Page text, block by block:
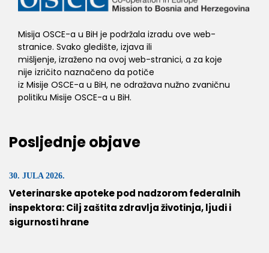
Misija OSCE-a u BiH je podržala izradu ove web-
stranice. Svako gledište, izjava ili
mišljenje, izraženo na ovoj web-stranici, a za koje
nije izričito naznačeno da potiče
iz Misije OSCE-a u BiH, ne odražava nužno zvaničnu
politiku Misije OSCE-a u BiH.
Posljednje objave
30. JULA 2026.
Veterinarske apoteke pod nadzorom federalnih
inspektora: Cilj zaštita zdravlja životinja, ljudi i
sigurnosti hrane